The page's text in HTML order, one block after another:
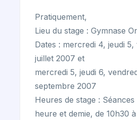
Pratiquement,
Lieu du stage : Gymnase
Dates : mercredi 4, jeudi 5,
juillet 2007 et
mercredi 5, jeudi 6,
septembre 2007
Heures de stage : Séances
heure et demie, de 10h30